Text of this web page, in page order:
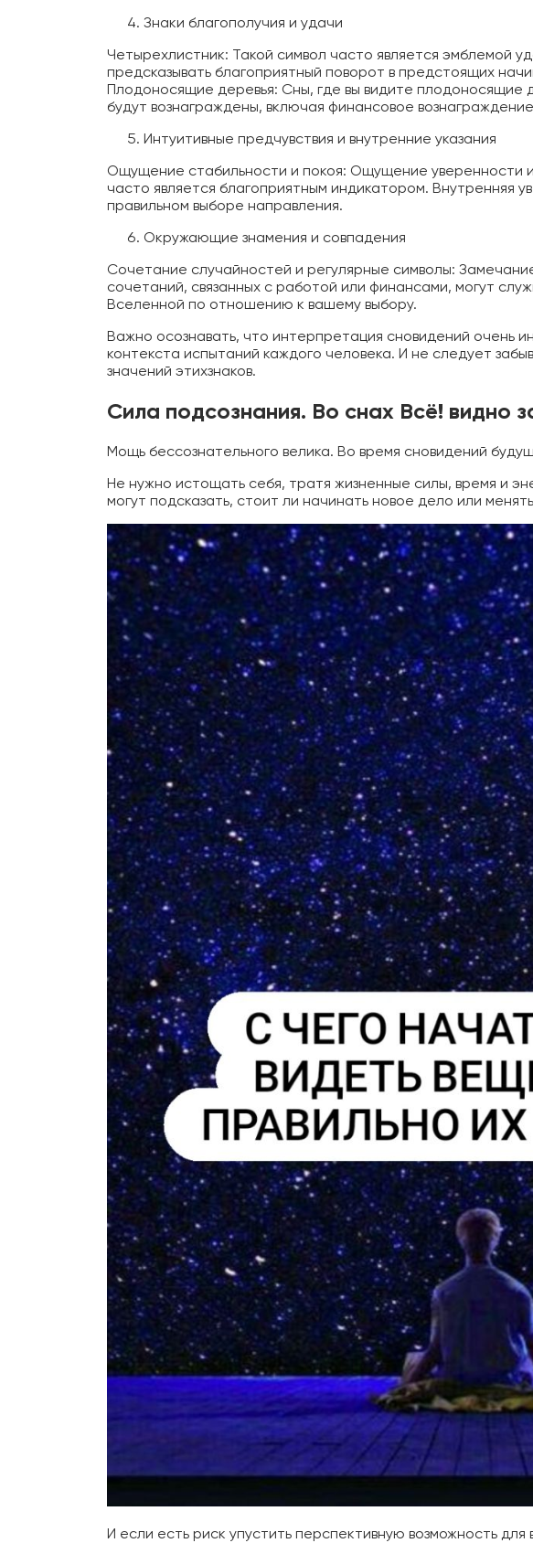
Знаки благополучия и удачи
Четырехлистник: Такой символ часто является эмблемой
предсказывать благоприятный поворот в предстоящих
Плодоносящие деревья: Сны, где вы видите плодоносящие
будут вознаграждены, включая финансовое
Интуитивные предчувствия и внутренние указания
Ощущение стабильности и покоя: Ощущение уверенности
часто является благоприятным индикатором. Внутренняя
правильном выборе направления.
Окружающие знамения и совпадения
Сочетание случайностей и регулярные символы:
сочетаний, связанных с работой или финансами, могут
Вселенной по отношению к вашему выбору.
Важно осознавать, что интерпретация сновидений очень
контекста испытаний каждого человека. И не следует
значений этихзнаков.
Сила подсознания. Во снах Всё! видно
Мощь бессознательного велика. Во время сновидений
Не нужно истощать себя, тратя жизненные силы, время и
могут подсказать, стоит ли начинать новое дело или
И если есть риск упустить перспективную возможность